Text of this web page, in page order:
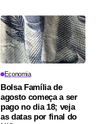
Economia
Bolsa Família de
agosto começa a ser
pago no dia 18; veja
as datas por final do